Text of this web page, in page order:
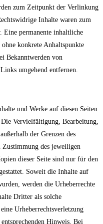
zum Zeitpunkt der Verlinkung
Inhalte waren zum
Eine permanente inhaltliche
konkrete Anhaltspunkte
Bekanntwerden von
umgehend entfernen.
und Werke auf diesen Seiten
Vervielfältigung, Bearbeitung,
der Grenzen des
des jeweiligen
dieser Seite sind nur für den
Soweit die Inhalte auf
werden die Urheberrechte
Dritter als solche
Urheberrechtsverletzung
Hinweis. Bei